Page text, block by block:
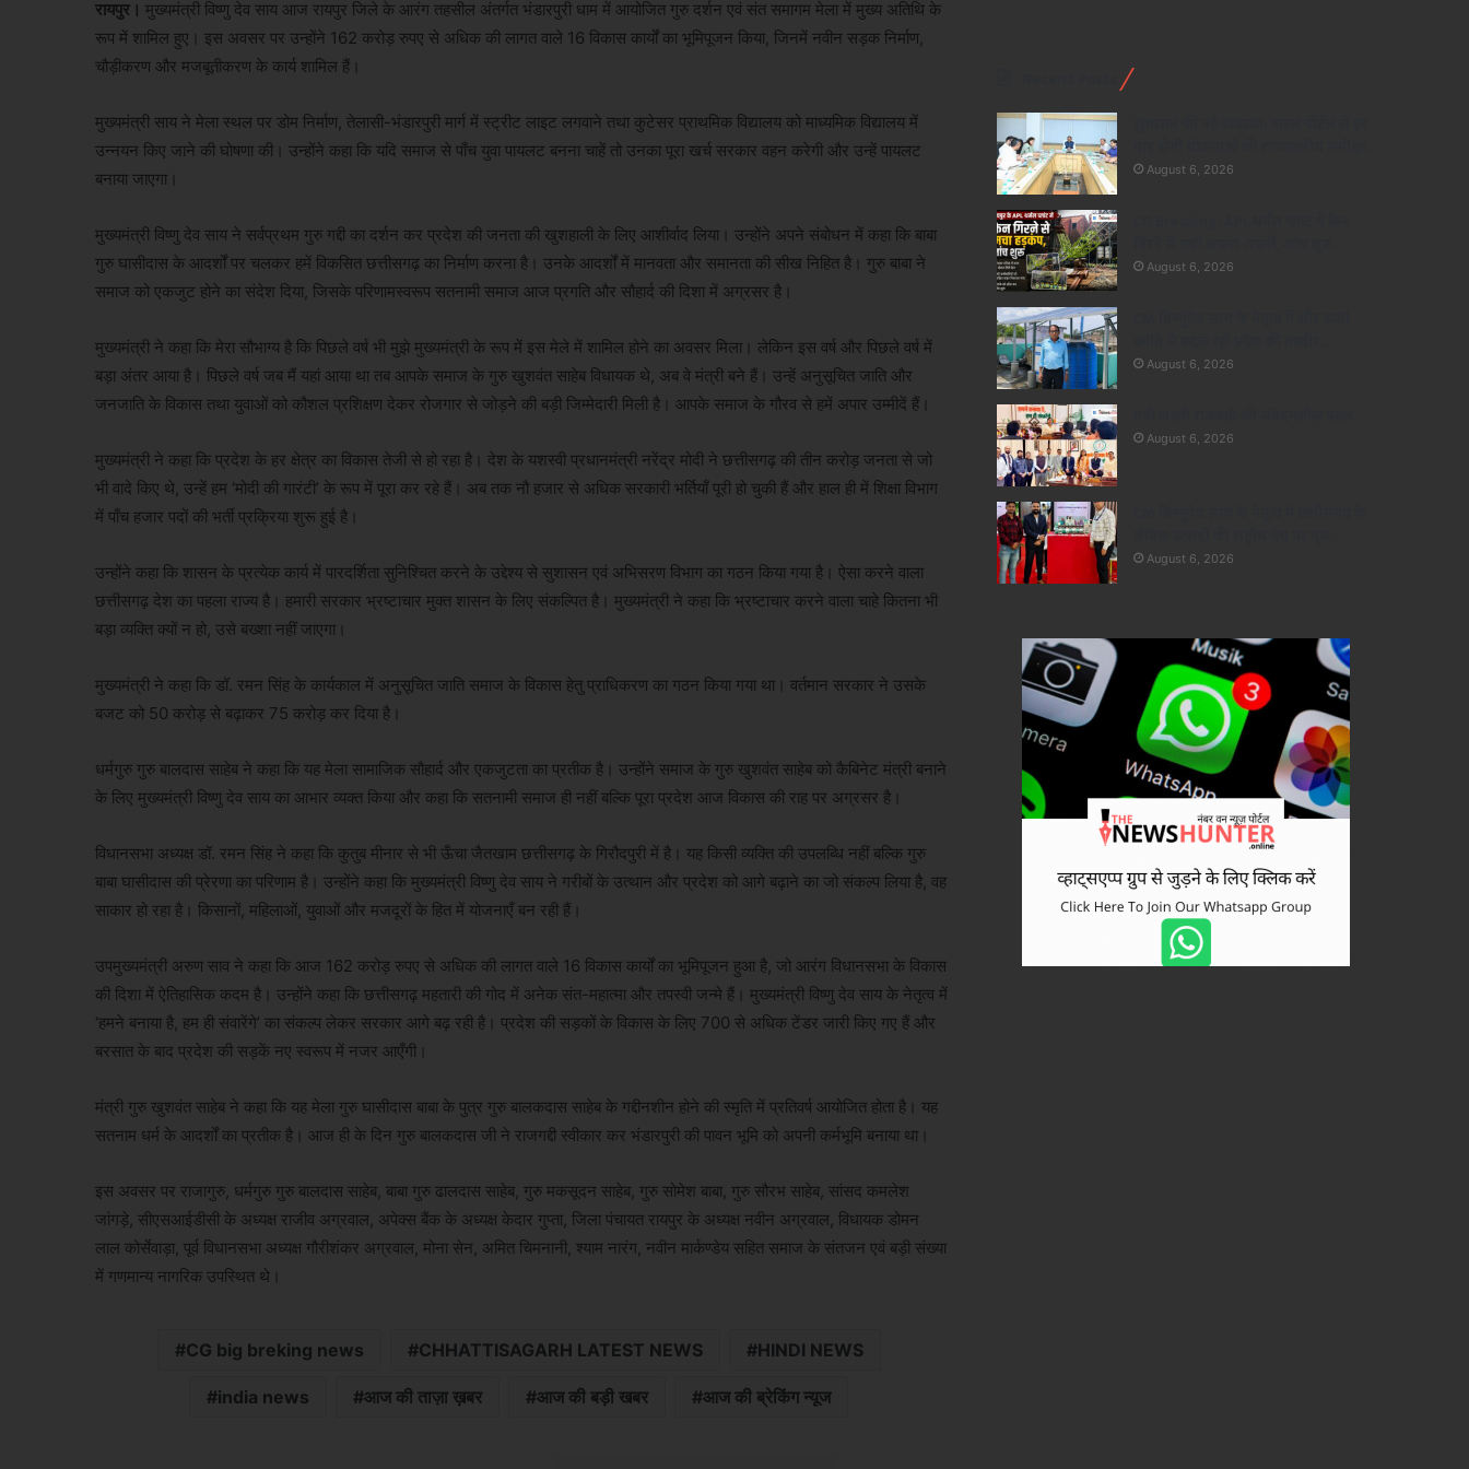
रायपुर। मुख्यमंत्री विष्णु देव साय आज रायपुर जिले के आरंग तहसील अंतर्गत भंडारपुरी धाम में आयोजित गुरु दर्शन एवं संत समागम मेला में मुख्य अतिथि के
रूप में शामिल हुए। इस अवसर पर उन्होंने 162 करोड़ रुपए से अधिक की लागत वाले 16 विकास कार्यों का भूमिपूजन किया, जिनमें नवीन सड़क निर्माण,
चौड़ीकरण और मजबूतीकरण के कार्य शामिल हैं।
मुख्यमंत्री साय ने मेला स्थल पर डोम निर्माण, तेलासी-भंडारपुरी मार्ग में स्ट्रीट लाइट लगवाने तथा कुटेसर प्राथमिक विद्यालय को माध्यमिक विद्यालय में
उन्नयन किए जाने की घोषणा की। उन्होंने कहा कि यदि समाज से पाँच युवा पायलट बनना चाहें तो उनका पूरा खर्च सरकार वहन करेगी और उन्हें पायलट
बनाया जाएगा।
मुख्यमंत्री विष्णु देव साय ने सर्वप्रथम गुरु गद्दी का दर्शन कर प्रदेश की जनता की खुशहाली के लिए आशीर्वाद लिया। उन्होंने अपने संबोधन में कहा कि बाबा
गुरु घासीदास के आदर्शों पर चलकर हमें विकसित छत्तीसगढ़ का निर्माण करना है। उनके आदर्शों में मानवता और समानता की सीख निहित है। गुरु बाबा ने
समाज को एकजुट होने का संदेश दिया, जिसके परिणामस्वरूप सतनामी समाज आज प्रगति और सौहार्द की दिशा में अग्रसर है।
मुख्यमंत्री ने कहा कि मेरा सौभाग्य है कि पिछले वर्ष भी मुझे मुख्यमंत्री के रूप में इस मेले में शामिल होने का अवसर मिला। लेकिन इस वर्ष और पिछले वर्ष में
बड़ा अंतर आया है। पिछले वर्ष जब मैं यहां आया था तब आपके समाज के गुरु खुशवंत साहेब विधायक थे, अब वे मंत्री बने हैं। उन्हें अनुसूचित जाति और
जनजाति के विकास तथा युवाओं को कौशल प्रशिक्षण देकर रोजगार से जोड़ने की बड़ी जिम्मेदारी मिली है। आपके समाज के गौरव से हमें अपार उम्मीदें हैं।
मुख्यमंत्री ने कहा कि प्रदेश के हर क्षेत्र का विकास तेजी से हो रहा है। देश के यशस्वी प्रधानमंत्री नरेंद्र मोदी ने छत्तीसगढ़ की तीन करोड़ जनता से जो
भी वादे किए थे, उन्हें हम ‘मोदी की गारंटी’ के रूप में पूरा कर रहे हैं। अब तक नौ हजार से अधिक सरकारी भर्तियाँ पूरी हो चुकी हैं और हाल ही में शिक्षा विभाग
में पाँच हजार पदों की भर्ती प्रक्रिया शुरू हुई है।
उन्होंने कहा कि शासन के प्रत्येक कार्य में पारदर्शिता सुनिश्चित करने के उद्देश्य से सुशासन एवं अभिसरण विभाग का गठन किया गया है। ऐसा करने वाला
छत्तीसगढ़ देश का पहला राज्य है। हमारी सरकार भ्रष्टाचार मुक्त शासन के लिए संकल्पित है। मुख्यमंत्री ने कहा कि भ्रष्टाचार करने वाला चाहे कितना भी
बड़ा व्यक्ति क्यों न हो, उसे बख्शा नहीं जाएगा।
मुख्यमंत्री ने कहा कि डॉ. रमन सिंह के कार्यकाल में अनुसूचित जाति समाज के विकास हेतु प्राधिकरण का गठन किया गया था। वर्तमान सरकार ने उसके
बजट को 50 करोड़ से बढ़ाकर 75 करोड़ कर दिया है।
धर्मगुरु गुरु बालदास साहेब ने कहा कि यह मेला सामाजिक सौहार्द और एकजुटता का प्रतीक है। उन्होंने समाज के गुरु खुशवंत साहेब को कैबिनेट मंत्री बनाने
के लिए मुख्यमंत्री विष्णु देव साय का आभार व्यक्त किया और कहा कि सतनामी समाज ही नहीं बल्कि पूरा प्रदेश आज विकास की राह पर अग्रसर है।
विधानसभा अध्यक्ष डॉ. रमन सिंह ने कहा कि कुतुब मीनार से भी ऊँचा जैतखाम छत्तीसगढ़ के गिरौदपुरी में है। यह किसी व्यक्ति की उपलब्धि नहीं बल्कि गुरु
बाबा घासीदास की प्रेरणा का परिणाम है। उन्होंने कहा कि मुख्यमंत्री विष्णु देव साय ने गरीबों के उत्थान और प्रदेश को आगे बढ़ाने का जो संकल्प लिया है, वह
साकार हो रहा है। किसानों, महिलाओं, युवाओं और मजदूरों के हित में योजनाएँ बन रही हैं।
उपमुख्यमंत्री अरुण साव ने कहा कि आज 162 करोड़ रुपए से अधिक की लागत वाले 16 विकास कार्यों का भूमिपूजन हुआ है, जो आरंग विधानसभा के विकास
की दिशा में ऐतिहासिक कदम है। उन्होंने कहा कि छत्तीसगढ़ महतारी की गोद में अनेक संत-महात्मा और तपस्वी जन्मे हैं। मुख्यमंत्री विष्णु देव साय के नेतृत्व में
‘हमने बनाया है, हम ही संवारेंगे’ का संकल्प लेकर सरकार आगे बढ़ रही है। प्रदेश की सड़कों के विकास के लिए 700 से अधिक टेंडर जारी किए गए हैं और
बरसात के बाद प्रदेश की सड़कें नए स्वरूप में नजर आएँगी।
मंत्री गुरु खुशवंत साहेब ने कहा कि यह मेला गुरु घासीदास बाबा के पुत्र गुरु बालकदास साहेब के गद्दीनशीन होने की स्मृति में प्रतिवर्ष आयोजित होता है। यह
सतनाम धर्म के आदर्शों का प्रतीक है। आज ही के दिन गुरु बालकदास जी ने राजगद्दी स्वीकार कर भंडारपुरी की पावन भूमि को अपनी कर्मभूमि बनाया था।
इस अवसर पर राजागुरु, धर्मगुरु गुरु बालदास साहेब, बाबा गुरु ढालदास साहेब, गुरु मकसूदन साहेब, गुरु सोमेश बाबा, गुरु सौरभ साहेब, सांसद कमलेश
जांगड़े, सीएसआईडीसी के अध्यक्ष राजीव अग्रवाल, अपेक्स बैंक के अध्यक्ष केदार गुप्ता, जिला पंचायत रायपुर के अध्यक्ष नवीन अग्रवाल, विधायक डोमन
लाल कोर्सेवाड़ा, पूर्व विधानसभा अध्यक्ष गौरीशंकर अग्रवाल, मोना सेन, अमित चिमनानी, श्याम नारंग, नवीन मार्कण्डेय सहित समाज के संतजन एवं बड़ी संख्या
में गणमान्य नागरिक उपस्थित थे।
CG big breking news CHHATTISAGARH LATEST NEWS HINDI NEWS
india news आज की ताज़ा ख़बर आज की बड़ी खबर आज की ब्रेकिंग न्यूज
August 6, 2026
August 6, 2026
August 6, 2026
August 6, 2026
August 6, 2026